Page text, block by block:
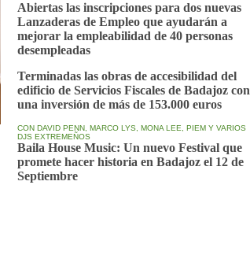
Abiertas las inscripciones para dos nuevas
Lanzaderas de Empleo que ayudarán a
mejorar la empleabilidad de 40 personas
desempleadas
Terminadas las obras de accesibilidad del
edificio de Servicios Fiscales de Badajoz con
una inversión de más de 153.000 euros
CON DAVID PENN, MARCO LYS, MONA LEE, PIEM Y VARIOS
DJS EXTREMEÑOS
Baila House Music: Un nuevo Festival que
promete hacer historia en Badajoz el 12 de
Septiembre